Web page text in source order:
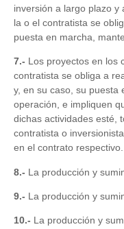
inversión a largo plazo y
la o el contratista se
puesta en marcha,
7.- Los proyectos en los
contratista se obliga a
y, en su caso, su puesta
operación, e impliquen
dichas actividades esté,
contratista o
en el contrato respectivo.
8.- La producción y
9.- La producción y
10.- La producción y